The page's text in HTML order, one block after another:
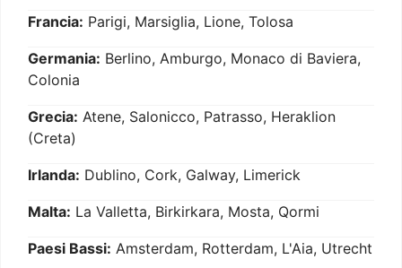
Francia: Parigi, Marsiglia, Lione, Tolosa
Germania: Berlino, Amburgo, Monaco di Baviera,
Colonia
Grecia: Atene, Salonicco, Patrasso, Heraklion
(Creta)
Irlanda: Dublino, Cork, Galway, Limerick
Malta: La Valletta, Birkirkara, Mosta, Qormi
Paesi Bassi: Amsterdam, Rotterdam, L'Aia, Utrecht